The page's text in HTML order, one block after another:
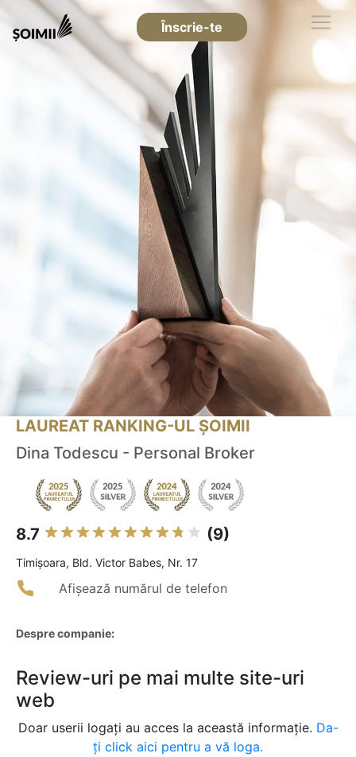
Înscrie-te
LAUREAT RANKING-UL ȘOIMII
Dina Todescu - Personal Broker
8.7 (9)
Timişoara, Bld. Victor Babes, Nr. 17
Afișează numărul de telefon
Despre companie:
Review-uri pe mai multe site-uri
web
Doar userii logați au acces la această informație. Da-
ți click aici pentru a vă loga.